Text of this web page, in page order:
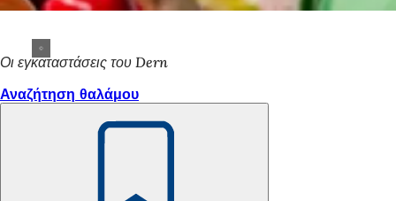
Οι εγκαταστάσεις του Dern
Αναζήτηση θαλάμου
το